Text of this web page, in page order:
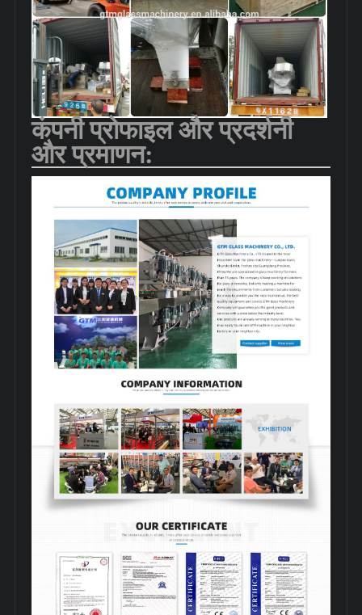
कंपनी प्रोफाइल और प्रदर्शनी
और प्रमाणन: